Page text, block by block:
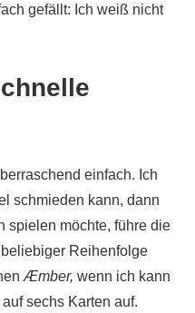
gefällt: Ich weiß nicht
einfach. Ich
schmieden kann, dann
spielen möchte, führe die
Reihenfolge
Æmber, wenn ich kann
sechs Karten auf.